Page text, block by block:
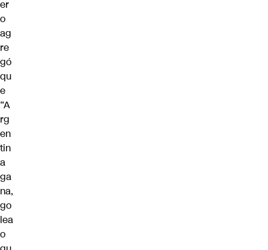
er
o
ag
re
gó
qu
e
“A
rg
en
tin
a
ga
na,
go
lea
o